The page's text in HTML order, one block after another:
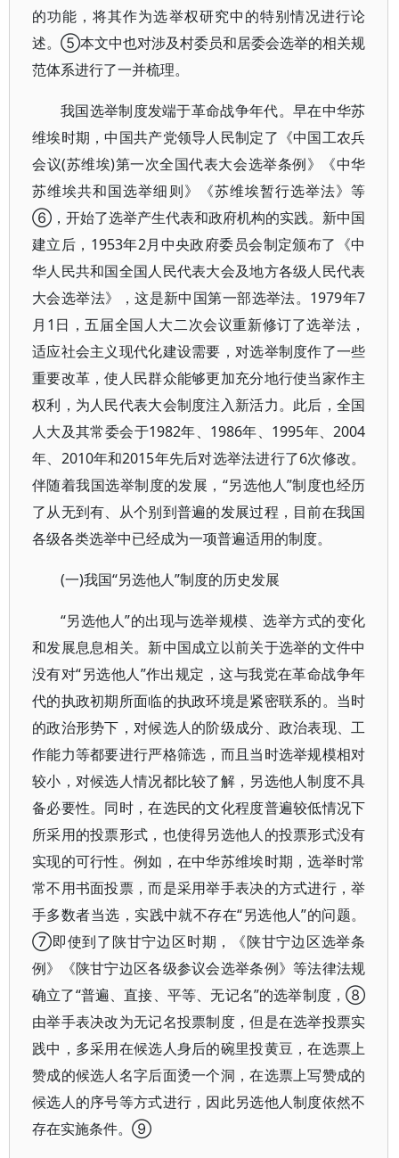
的功能，将其作为选举权研究中的特别情况进行论
述。⑤本文中也对涉及村委员和居委会选举的相关规
范体系进行了一并梳理。
我国选举制度发端于革命战争年代。早在中华苏
维埃时期，中国共产党领导人民制定了《中国工农兵
会议(苏维埃)第一次全国代表大会选举条例》《中华
苏维埃共和国选举细则》《苏维埃暂行选举法》等
⑥，开始了选举产生代表和政府机构的实践。新中国
建立后，1953年2月中央政府委员会制定颁布了《中
华人民共和国全国人民代表大会及地方各级人民代表
大会选举法》，这是新中国第一部选举法。1979年7
月1日，五届全国人大二次会议重新修订了选举法，
适应社会主义现代化建设需要，对选举制度作了一些
重要改革，使人民群众能够更加充分地行使当家作主
权利，为人民代表大会制度注入新活力。此后，全国
人大及其常委会于1982年、1986年、1995年、2004
年、2010年和2015年先后对选举法进行了6次修改。
伴随着我国选举制度的发展，“另选他人”制度也经历
了从无到有、从个别到普遍的发展过程，目前在我国
各级各类选举中已经成为一项普遍适用的制度。
(一)我国“另选他人”制度的历史发展
“另选他人”的出现与选举规模、选举方式的变化
和发展息息相关。新中国成立以前关于选举的文件中
没有对“另选他人”作出规定，这与我党在革命战争年
代的执政初期所面临的执政环境是紧密联系的。当时
的政治形势下，对候选人的阶级成分、政治表现、工
作能力等都要进行严格筛选，而且当时选举规模相对
较小，对候选人情况都比较了解，另选他人制度不具
备必要性。同时，在选民的文化程度普遍较低情况下
所采用的投票形式，也使得另选他人的投票形式没有
实现的可行性。例如，在中华苏维埃时期，选举时常
常不用书面投票，而是采用举手表决的方式进行，举
手多数者当选，实践中就不存在“另选他人”的问题。
⑦即使到了陕甘宁边区时期，《陕甘宁边区选举条
例》《陕甘宁边区各级参议会选举条例》等法律法规
确立了“普遍、直接、平等、无记名”的选举制度，⑧
由举手表决改为无记名投票制度，但是在选举投票实
践中，多采用在候选人身后的碗里投黄豆，在选票上
赞成的候选人名字后面烫一个洞，在选票上写赞成的
候选人的序号等方式进行，因此另选他人制度依然不
存在实施条件。⑨